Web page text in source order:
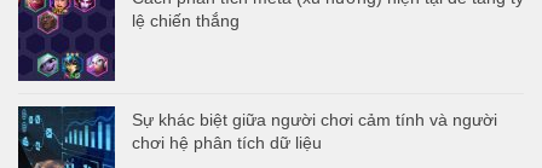
lệ chiến thắng
Sự khác biệt giữa người chơi cảm tính và người
chơi hệ phân tích dữ liệu